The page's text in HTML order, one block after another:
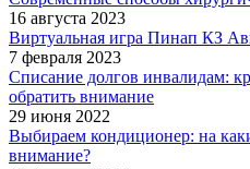
16 августа 2023
Виртуальная игра Пинап КЗ
7 февраля 2023
Списание долгов инвалидам:
обратить внимание
29 июня 2022
Выбираем кондиционер: на
внимание?